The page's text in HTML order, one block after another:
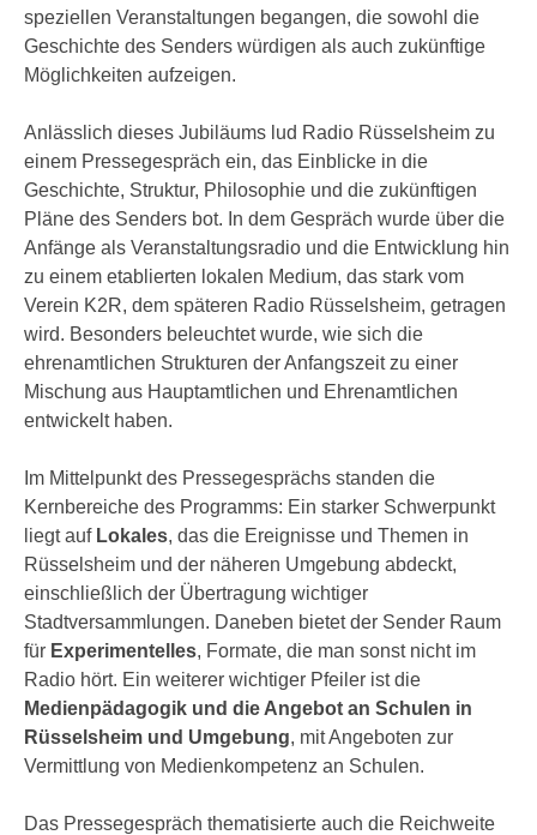
speziellen Veranstaltungen begangen, die sowohl die
Geschichte des Senders würdigen als auch zukünftige
Möglichkeiten aufzeigen.
Anlässlich dieses Jubiläums lud Radio Rüsselsheim zu
einem Pressegespräch ein, das Einblicke in die
Geschichte, Struktur, Philosophie und die zukünftigen
Pläne des Senders bot. In dem Gespräch wurde über die
Anfänge als Veranstaltungsradio und die Entwicklung hin
zu einem etablierten lokalen Medium, das stark vom
Verein K2R, dem späteren Radio Rüsselsheim, getragen
wird. Besonders beleuchtet wurde, wie sich die
ehrenamtlichen Strukturen der Anfangszeit zu einer
Mischung aus Hauptamtlichen und Ehrenamtlichen
entwickelt haben.
Im Mittelpunkt des Pressegesprächs standen die
Kernbereiche des Programms: Ein starker Schwerpunkt
liegt auf Lokales, das die Ereignisse und Themen in
Rüsselsheim und der näheren Umgebung abdeckt,
einschließlich der Übertragung wichtiger
Stadtversammlungen. Daneben bietet der Sender Raum
für Experimentelles, Formate, die man sonst nicht im
Radio hört. Ein weiterer wichtiger Pfeiler ist die
Medienpädagogik und die Angebot an Schulen in
Rüsselsheim und Umgebung, mit Angeboten zur
Vermittlung von Medienkompetenz an Schulen.
Das Pressegespräch thematisierte auch die Reichweite